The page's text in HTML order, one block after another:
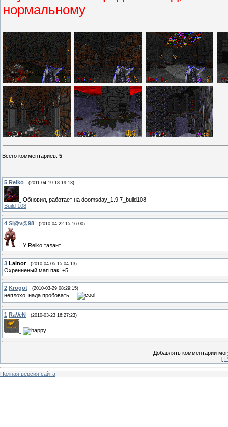
нормальному
Всего комментариев: 5
5 Reiko (2011-04-19 18:19:13)
Обновил, работает на doomsday_1.9.7_build108
Build 108
4 Sl@v@98 (2010-04-22 15:16:00)
У Reiko талант!
3 Lainor (2010-04-05 15:04:13)
Охренненый мап пак, +5
2 Krogot (2010-03-29 08:29:15)
неплохо, нада пробовать....
1 RaVeN (2010-03-23 16:27:23)
Добавлять комментарии
[
Полная версия сайта